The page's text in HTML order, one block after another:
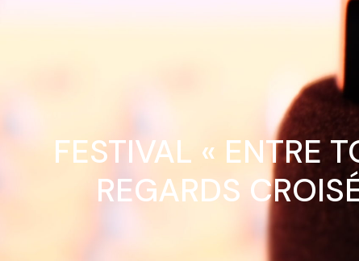
FESTIVAL « ENTRE
REGARDS